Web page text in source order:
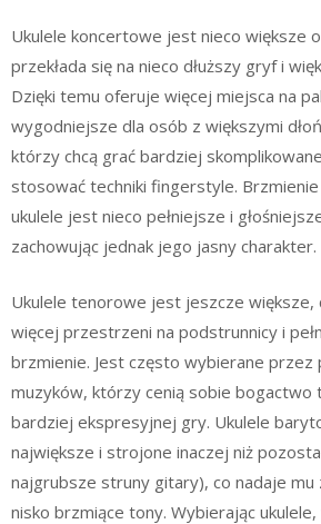
Ukulele koncertowe jest nieco większe
przekłada się na nieco dłuższy gryf i
Dzięki temu oferuje więcej miejsca na
wygodniejsze dla osób z większymi
którzy chcą grać bardziej
stosować techniki fingerstyle.
ukulele jest nieco pełniejsze i
zachowując jednak jego jasny charakter.
Ukulele tenorowe jest jeszcze większe,
więcej przestrzeni na podstrunnicy i
brzmienie. Jest często wybierane przez
muzyków, którzy cenią sobie bogactwo
bardziej ekspresyjnej gry. Ukulele
największe i strojone inaczej niż
najgrubsze struny gitary), co nadaje mu
nisko brzmiące tony. Wybierając